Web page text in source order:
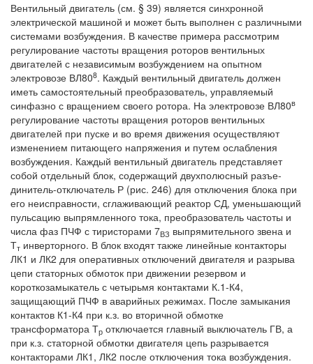
Вентильный двигатель (см. § 39) является синхронной
электрической машиной и может быть выполнен с различными
системами возбуждения. В качестве примера рассмотрим
регулирование частоты вращения роторов вентильных
двигателей с независимым возбуждением на опытном
электровозе ВЛ808. Каждый вентильный двигатель должен
иметь самостоятельный преобразователь, управляемый
синфазно с вращением своего ротора. На электровозе ВЛ80в
регулирование частоты вращения роторов вентильных
двигателей при пуске и во время движения осуществляют
изменением питающего напряжения и путем ослабления
возбуждения. Каждый вентильный двигатель представляет
собой отдельный блок, содержащий двухполюсный разъе-
динитель-отключатель Р (рис. 246) для отключения блока при
его неисправности, сглаживающий реактор СД, уменьшающий
пульсацию выпрямленного тока, преобразователь частоты и
числа фаз ПЧФ с тиристорами 7ВЗ выпрямительного звена и
Тт инверторного. В блок входят также линейные контакторы
ЛК1 и ЛК2 для оперативных отключений двигателя и разрыва
цепи статорных обмоток при движении резервом и
короткозамыкатель с четырьмя контактами К.1-К4,
защищающий ПЧФ в аварийных режимах. После замыкания
контактов К1-К4 при к.з. во вторичной обмотке
трансформатора Тр отключается главный выключатель ГВ, а
при к.з. статорной обмотки двигателя цепь разрывается
контакторами ЛК1, ЛК2 после отключения тока возбуждения.